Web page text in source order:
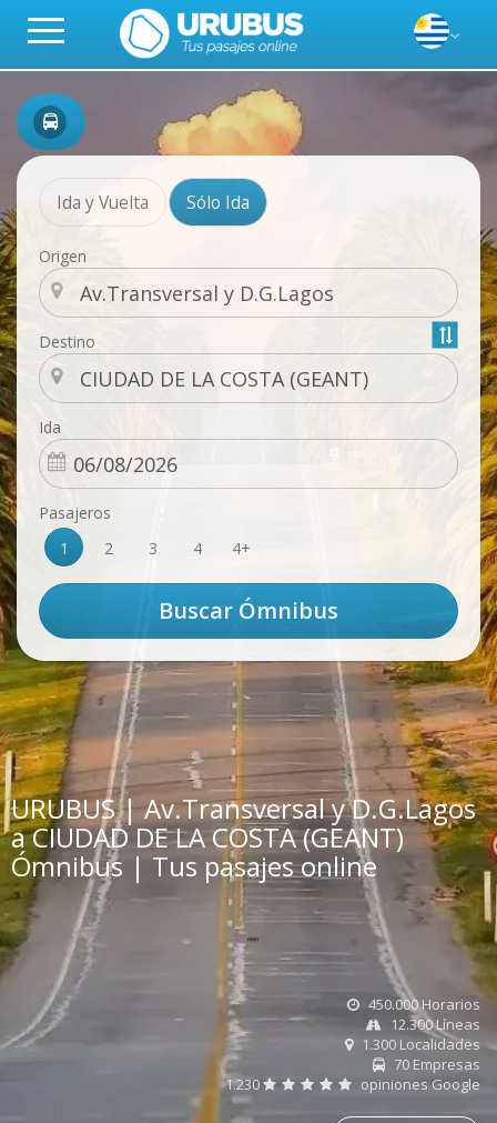
Ida y Vuelta Sólo Ida
Origen
Destino
Ida
Pasajeros
1
2 3 4 4+
URUBUS | Av.Transversal y D.G.Lagos
a CIUDAD DE LA COSTA (GEANT)
Ómnibus | Tus pasajes online
450.000 Horarios
12.300 Líneas
1.300 Localidades
70 Empresas
1.230
opiniones Google